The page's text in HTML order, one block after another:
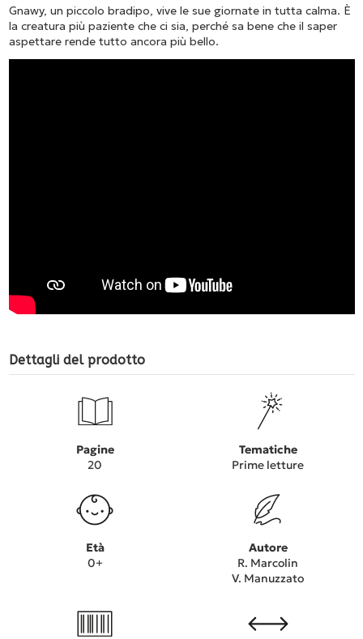
Gnawy, un piccolo bradipo, vive le sue giornate in tutta calma. È
la creatura più paziente che ci sia, perché sa bene che il saper
aspettare rende tutto ancora più bello.
Dettagli del prodotto
Pagine
20
Tematiche
Prime letture
Età
0+
Autore
R. Marcolin
V. Manuzzato